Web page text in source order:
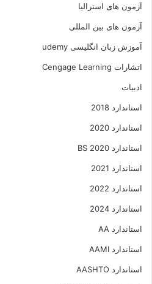
آزمون های استرالیا
آزمون های بین المللی
آموزش زبان انگلیسی udemy
اتشارات Cengage Learning
ادبیات
استاندارد 2018
استاندارد 2020
استاندارد 2020 BS
استاندارد 2021
استاندارد 2022
استاندارد 2024
استاندارد AA
استاندارد AAMI
استاندارد AASHTO